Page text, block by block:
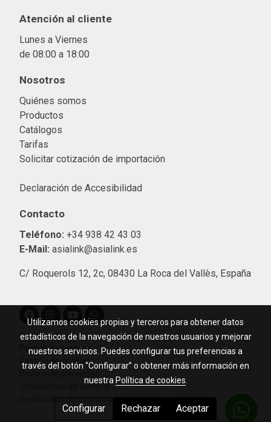
Atención al cliente
Lunes a Viernes
de 08:00 a 18:00
Nosotros
Quiénes somos
Productos
Catálogos
Tarifas
Solicitar cotización de importación
Declaración de Accesibilidad
Contacto
Teléfono: +34 938 42 43 03
E-Mail: asialink@asialink.es
C/ Roquerols 12, 2c, 08430 La Roca del Vallès, España
Aviso legal
Política de cookies
Gestión de cookies
Condiciones de compra
Utilizamos cookies propias y terceros para obtener datos
estadísticos de la navegación de nuestros usuarios y mejorar
nuestros servicios. Puedes configurar tus preferencias a
través del botón “Configurar” o obtener más información en
nuestra Política de cookies
Configurar Rechazar Aceptar